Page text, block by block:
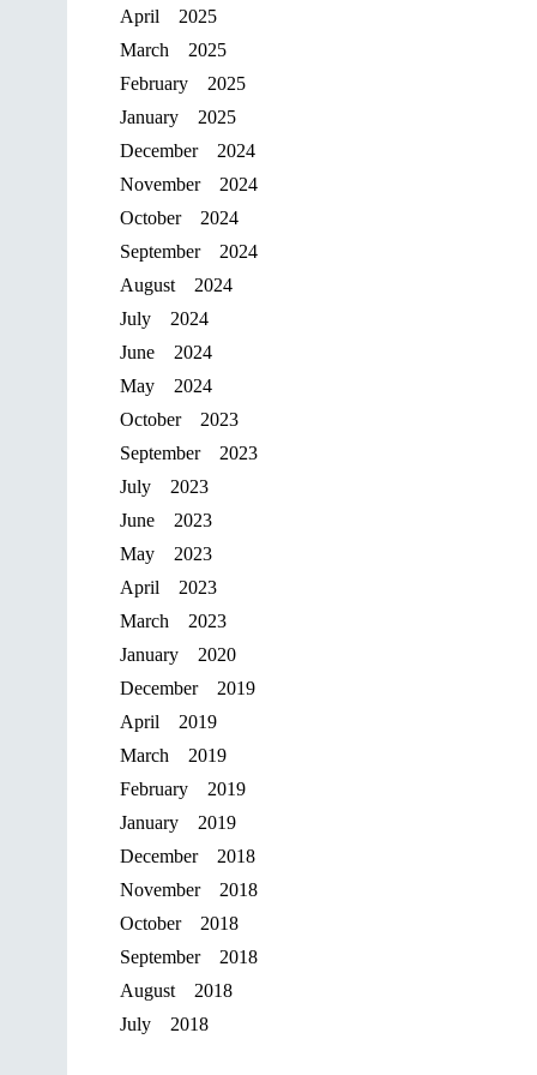
April 2025
March 2025
February 2025
January 2025
December 2024
November 2024
October 2024
September 2024
August 2024
July 2024
June 2024
May 2024
October 2023
September 2023
July 2023
June 2023
May 2023
April 2023
March 2023
January 2020
December 2019
April 2019
March 2019
February 2019
January 2019
December 2018
November 2018
October 2018
September 2018
August 2018
July 2018